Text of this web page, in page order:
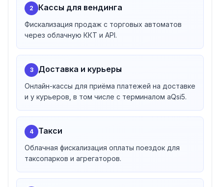
2 Кассы для вендинга
Фискализация продаж с торговых автоматов
через облачную ККТ и API.
3 Доставка и курьеры
Онлайн-кассы для приёма платежей на доставке
и у курьеров, в том числе с терминалом aQsi5.
4 Такси
Облачная фискализация оплаты поездок для
таксопарков и агрегаторов.